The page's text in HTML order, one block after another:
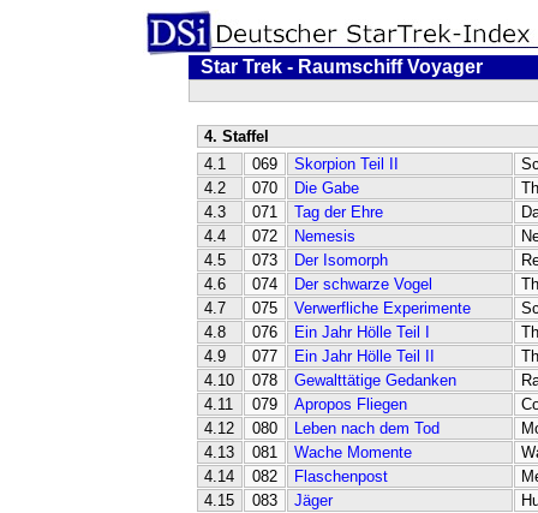
Star Trek - Raumschiff Voyager
4. Staffel
4.1
069 Skorpion Teil II
4.2
070 Die Gabe
4.3
071 Tag der Ehre
4.4
072 Nemesis
4.5
073 Der Isomorph
4.6
074 Der schwarze Vogel
4.7
075 Verwerfliche Experimente
4.8
076 Ein Jahr Hölle Teil I
4.9
077 Ein Jahr Hölle Teil II
4.10
078 Gewalttätige Gedanken
4.11
079 Apropos Fliegen
4.12
080 Leben nach dem Tod
4.13
081 Wache Momente
4.14
082 Flaschenpost
4.15
083 Jäger